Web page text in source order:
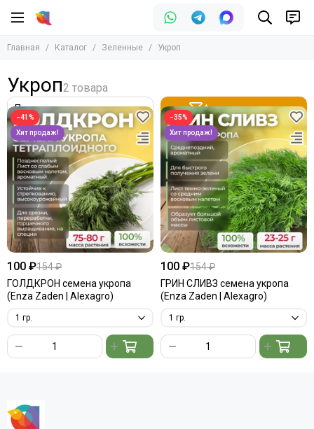
Зеленные
Кориандр
Петрушка
Руккола
Сельдерей
Укроп
Фенхель
Шпинат
Щавель
Главная Каталог Зеленные Укроп
Укроп
Фильтр товаров
−41%
100 ₽154 ₽
ГОЛДКРОН семена укропа
(Enza Zaden | Alexagro)
−35%
100 ₽154 ₽
ГРИН СЛИВЗ семена укропа
(Enza Zaden | Alexagro)